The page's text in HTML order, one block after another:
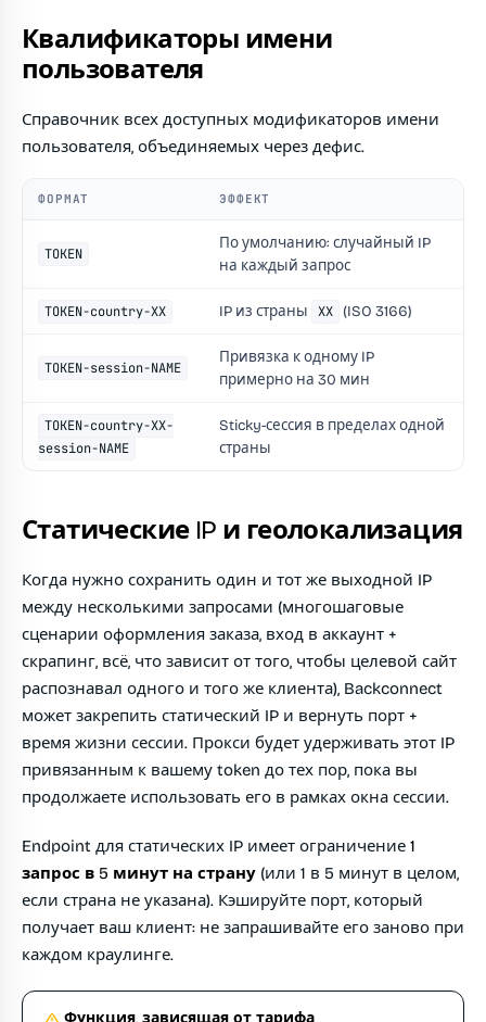
Квалификаторы имени
пользователя
Справочник всех доступных модификаторов имени
пользователя, объединяемых через дефис.
ФОРМАТ ЭФФЕКТ
TOKEN
По умолчанию: случайный IP
на каждый запрос
TOKEN-country-XX IP из страны XX (ISO 3166)
TOKEN-session-NAME
Привязка к одному IP
примерно на 30 мин
TOKEN-country-XX-
session-NAME
Sticky-сессия в пределах одной
страны
Статические IP и геолокализация
Когда нужно сохранить один и тот же выходной IP
между несколькими запросами (многошаговые
сценарии оформления заказа, вход в аккаунт +
скрапинг, всё, что зависит от того, чтобы целевой сайт
распознавал одного и того же клиента), Backconnect
может закрепить статический IP и вернуть порт +
время жизни сессии. Прокси будет удерживать этот IP
привязанным к вашему token до тех пор, пока вы
продолжаете использовать его в рамках окна сессии.
Endpoint для статических IP имеет ограничение 1
запрос в 5 минут на страну (или 1 в 5 минут в целом,
если страна не указана). Кэшируйте порт, который
получает ваш клиент: не запрашивайте его заново при
каждом краулинге.
Функция, зависящая от тарифа